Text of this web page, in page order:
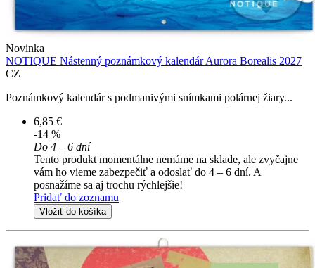
Novinka
NOTIQUE Nástenný poznámkový kalendár Aurora Borealis 2027
CZ
Poznámkový kalendár s podmanivými snímkami polárnej žiary...
6,85 €
-14 %
Do 4 – 6 dní
Tento produkt momentálne nemáme na sklade, ale zvyčajne
vám ho vieme zabezpečiť a odoslať do 4 – 6 dní. A
posnažíme sa aj trochu rýchlejšie!
Pridať do zoznamu
Vložiť do košíka